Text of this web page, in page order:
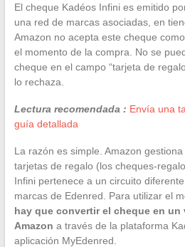
El cheque Kadéos Infini es emitido
una red de marcas asociadas, en
Amazon no acepta este cheque
el momento de la compra. No se
cheque en el campo “tarjeta de
lo rechaza.
Lectura recomendada : Envía una
guía detallada
La razón es simple. Amazon
tarjetas de regalo (los cheques-
Infini pertenece a un circuito
marcas de Edenred. Para utilizar el
hay que convertir el cheque en un
Amazon a través de la plataforma
aplicación MyEdenred.